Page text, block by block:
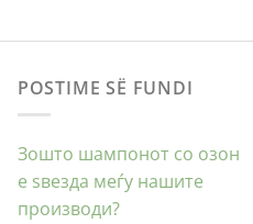
POSTIME SË FUNDI
Зошто шампонот со озон
е ѕвезда меѓу нашите
производи?